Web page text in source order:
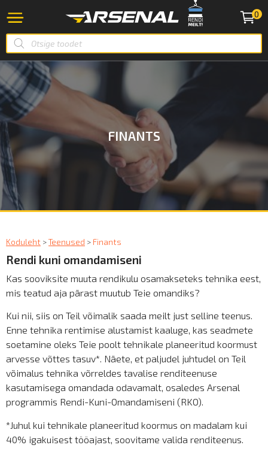
0
FINANTS
Koduleht >Teenused > Finants
Rendi kuni omandamiseni
Kas sooviksite muuta rendikulu osamakseteks tehnika eest,
mis teatud aja pärast muutub Teie omandiks?
Kui nii, siis on Teil võimalik saada meilt just selline teenus.
Enne tehnika rentimise alustamist kaaluge, kas seadmete
soetamine oleks Teie poolt tehnikale planeeritud koormust
arvesse võttes tasuv*. Näete, et paljudel juhtudel on Teil
võimalus tehnika võrreldes tavalise renditeenuse
kasutamisega omandada odavamalt, osaledes Arsenal
programmis Rendi-Kuni-Omandamiseni (RKO).
*Juhul kui tehnikale planeeritud koormus on madalam kui
40% igakuisest tööajast, soovitame valida renditeenus.